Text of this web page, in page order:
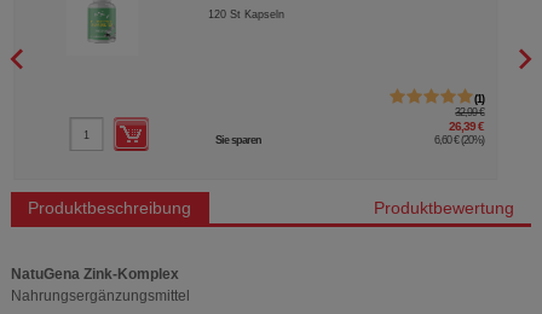
120St Kapseln
1
32,99 €
26,39 €
Sie sparen 6,60 € (20%)
Produktbeschreibung Produktbewertung
NatuGena Zink-Komplex
Nahrungsergänzungsmittel